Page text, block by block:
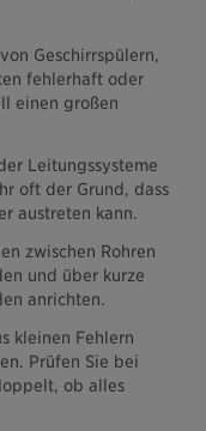
Geschirrspülern,
fehlerhaft oder
einen großen
Leitungssysteme
oft der Grund, dass
austreten kann.
zwischen Rohren
und über kurze
anrichten.
kleinen Fehlern
Prüfen Sie bei
ob alles